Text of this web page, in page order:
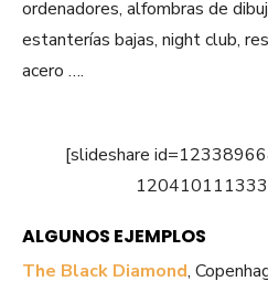
ordenadores, alfombras de
estanterías bajas, night club,
acero ….
[slideshare
ALGUNOS EJEMPLOS
The Black Diamond,